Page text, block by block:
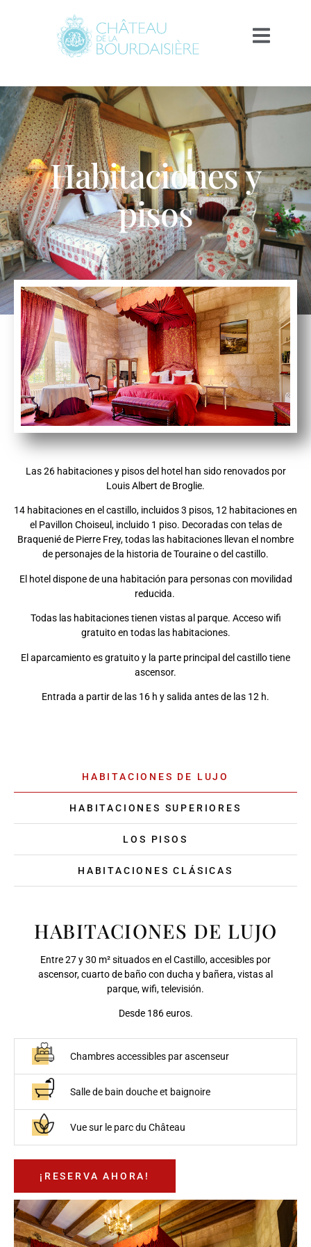
Habitaciones y
pisos
Las 26 habitaciones y pisos del hotel han sido renovados por
Louis Albert de Broglie.
14 habitaciones en el castillo, incluidos 3 pisos, 12 habitaciones en
el Pavillon Choiseul, incluido 1 piso. Decoradas con telas de
Braquenié de Pierre Frey, todas las habitaciones llevan el nombre
de personajes de la historia de Touraine o del castillo.
El hotel dispone de una habitación para personas con movilidad
reducida.
Todas las habitaciones tienen vistas al parque. Acceso wifi
gratuito en todas las habitaciones.
El aparcamiento es gratuito y la parte principal del castillo tiene
ascensor.
Entrada a partir de las 16 h y salida antes de las 12 h.
HABITACIONES DE LUJO
HABITACIONES SUPERIORES
LOS PISOS
HABITACIONES CLÁSICAS
HABITACIONES DE LUJO
Entre 27 y 30 m² situados en el Castillo, accesibles por
ascensor, cuarto de baño con ducha y bañera, vistas al
parque, wifi, televisión.
Desde 186 euros.
Chambres accessibles par ascenseur
Salle de bain douche et baignoire
Vue sur le parc du Château
¡RESERVA AHORA!